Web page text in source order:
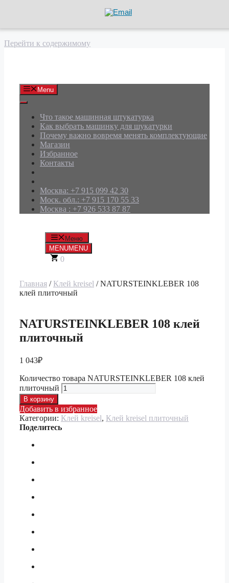
Перейти к содержимому
Menu
Что такое машинная штукатурка
Как выбрать машинку для шукатурки
Почему важно вовремя менять комплектующие
Магазин
Избранное
Контакты
Москва: +7 915 099 42 30
Моск. обл.: +7 915 170 55 33
Москва : +7 926 533 87 87
Меню
MENUMENU
0
Главная / Клей kreisel / NATURSTEINKLEBER 108
клей плиточный
NATURSTEINKLEBER 108 клей
плиточный
1 043₽
Количество товара NATURSTEINKLEBER 108 клей
плиточный
В корзину
Добавить в избранное
Категории: Клей kreisel, Клей kreisel плиточный
Поделитесь